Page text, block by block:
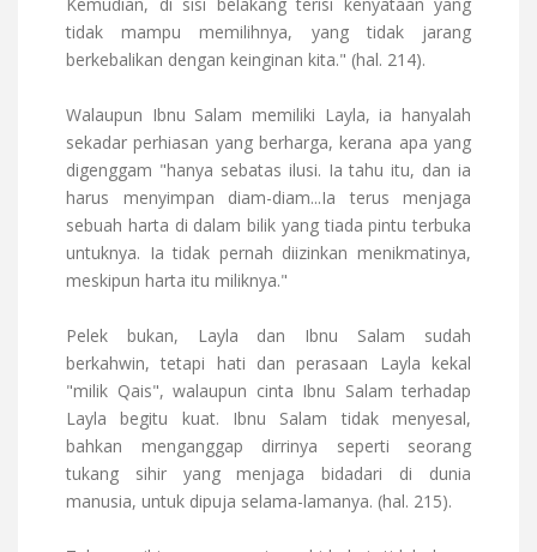
tidak mampu memilihnya, yang tidak jarang
berkebalikan dengan keinginan kita." (hal. 214).
Walaupun Ibnu Salam memiliki Layla, ia hanyalah
sekadar perhiasan yang berharga, kerana apa yang
digenggam "hanya sebatas ilusi. Ia tahu itu, dan ia
harus menyimpan diam-diam...Ia terus menjaga
sebuah harta di dalam bilik yang tiada pintu terbuka
untuknya. Ia tidak pernah diizinkan menikmatinya,
meskipun harta itu miliknya."
Pelek bukan, Layla dan Ibnu Salam sudah
berkahwin, tetapi hati dan perasaan Layla kekal
"milik Qais", walaupun cinta Ibnu Salam terhadap
Layla begitu kuat. Ibnu Salam tidak menyesal,
bahkan menganggap dirrinya seperti seorang
tukang sihir yang menjaga bidadari di dunia
manusia, untuk dipuja selama-lamanya. (hal. 215).